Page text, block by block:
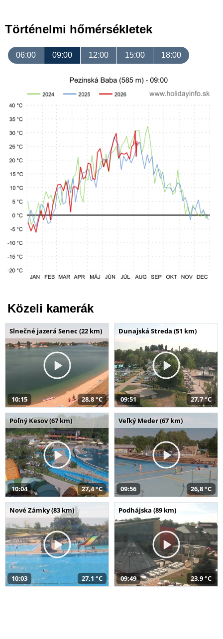
Történelmi hőmérsékletek
06:00 09:00 12:00 15:00 18:00
Közeli kamerák
Slnečné jazerá Senec (22 km)
10:15 28,8 °C
Dunajská Streda (51 km)
09:51 27,7 °C
Poľný Kesov (67 km)
10:04 27,4 °C
Veľký Meder (67 km)
09:56 26,8 °C
Nové Zámky (83 km)
10:03 27,1 °C
Podhájska (89 km)
09:49 23,9 °C